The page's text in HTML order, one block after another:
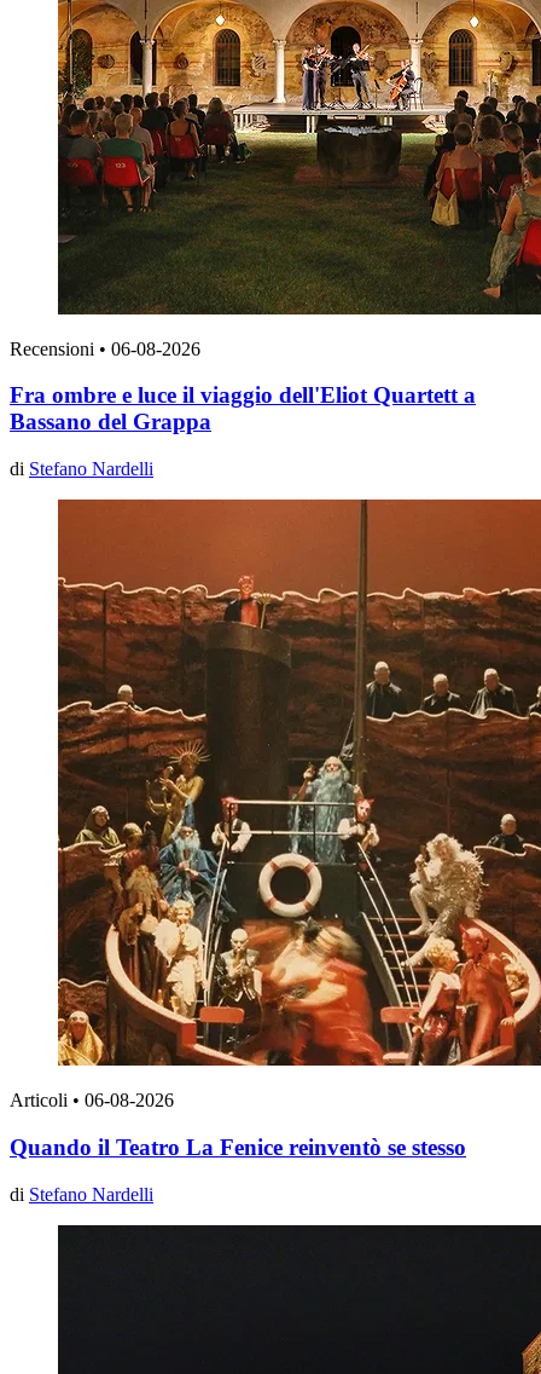
Recensioni • 06-08-2026
Fra ombre e luce il viaggio dell'Eliot Quartett a
Bassano del Grappa
di Stefano Nardelli
Articoli • 06-08-2026
Quando il Teatro La Fenice reinventò se stesso
di Stefano Nardelli